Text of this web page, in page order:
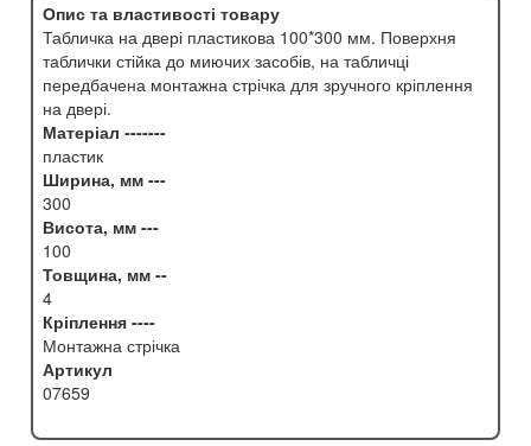
Опис та властивості товару
Табличка на двері пластикова 100*300 мм. Поверхня
таблички стійка до миючих засобів, на табличці
передбачена монтажна стрічка для зручного кріплення
на двері.
Матеріал -------
пластик
Ширина, мм ---
300
Висота, мм ---
100
Товщина, мм --
4
Кріплення ----
Монтажна стрічка
Артикул
07659